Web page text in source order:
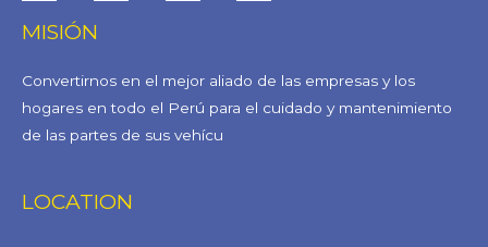
MISIÓN
Convertirnos en el mejor aliado de las empresas y los
hogares en todo el Perú para el cuidado y mantenimiento
de las partes de sus vehícu
LOCATION